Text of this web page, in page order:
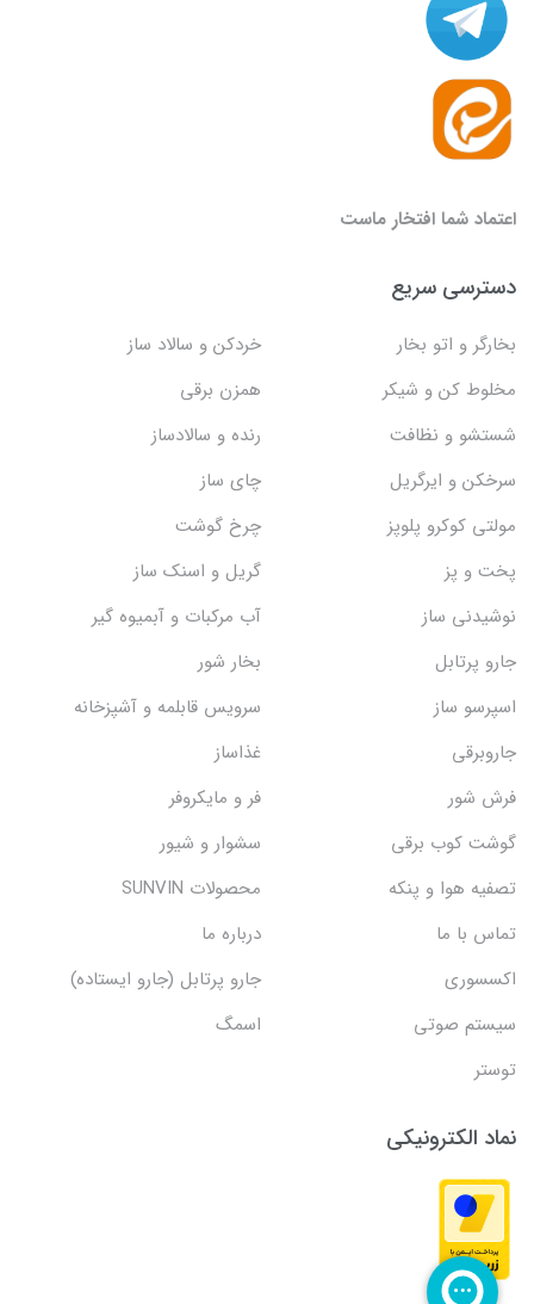
اعتماد شما افتخار ماست
دسترسی سریع
بخارگر و اتو بخار
خردکن و سالاد ساز
مخلوط کن و شیکر
همزن برقی
شستشو و نظافت
رنده و سالادساز
سرخکن و ایرگریل
چای ساز
مولتی کوکرو پلوپز
چرخ گوشت
پخت و پز
گریل و اسنک‌ ساز
نوشیدنی ساز
آب مرکبات و آبمیوه گیر
جارو پرتابل
بخار شور
اسپرسو ساز
سرویس قابلمه و آشپزخانه
جاروبرقی
غذاساز
فرش شور
فر و مایکروفر
گوشت کوب برقی
سشوار و شیور
تصفیه هوا و پنکه
محصولات SUNVIN
تماس با ما
درباره ما
اکسسوری
جارو پرتابل (جارو ایستاده)
سیستم صوتی
اسمگ
توستر
نماد الکترونیکی